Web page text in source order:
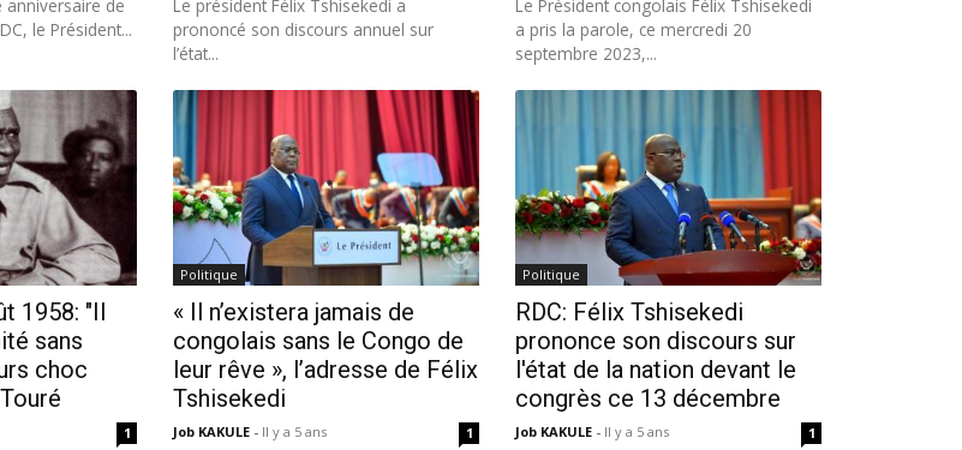
anniversaire de
le Président...
Le président Félix Tshisekedi a
prononcé son discours annuel sur
l’état...
Le Président congolais Félix Tshisekedi
a pris la parole, ce mercredi 20
septembre 2023,...
1958: "Il
sans
choc
1
Politique
« Il n’existera jamais de
congolais sans le Congo de
leur rêve », l’adresse de Félix
Tshisekedi
Job KAKULE - Il y a 5 ans 1
Politique
RDC: Félix Tshisekedi
prononce son discours sur
l'état de la nation devant le
congrès ce 13 décembre
Job KAKULE - Il y a 5 ans 1